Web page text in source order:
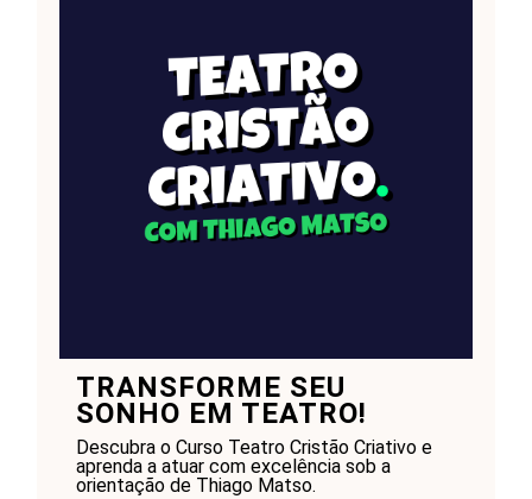
TRANSFORME SEU
SONHO EM TEATRO!
Descubra o Curso Teatro Cristão Criativo e
aprenda a atuar com excelência sob a
orientação de Thiago Matso.